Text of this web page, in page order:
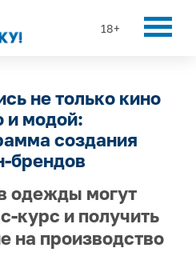
18+
не только кино
и модой:
создания
брендов
одежды могут
курс и получить
на производство